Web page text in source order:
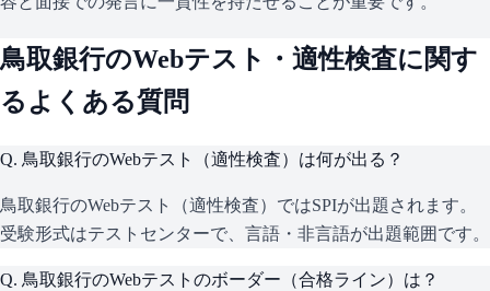
鳥取銀行のWebテスト・適性検査に関す
るよくある質問
Q. 鳥取銀行のWebテスト（適性検査）は何が出る？
鳥取銀行のWebテスト（適性検査）ではSPIが出題されます。
受験形式はテストセンターで、言語・非言語が出題範囲です。
Q. 鳥取銀行のWebテストのボーダー（合格ライン）は？